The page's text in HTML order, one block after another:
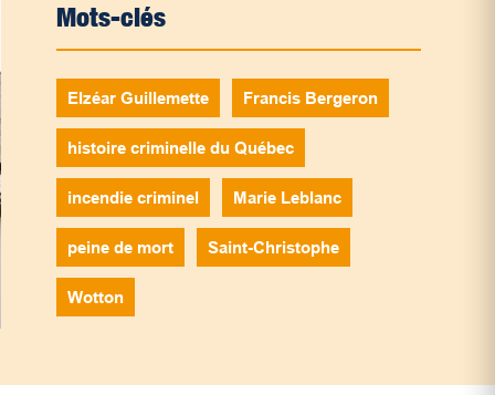
Mots-clés
Elzéar Guillemette Francis Bergeron
histoire criminelle du Québec
incendie criminel Marie Leblanc
peine de mort Saint-Christophe
Wotton